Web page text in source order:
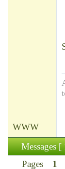
WWW
Messages [
Pages
1